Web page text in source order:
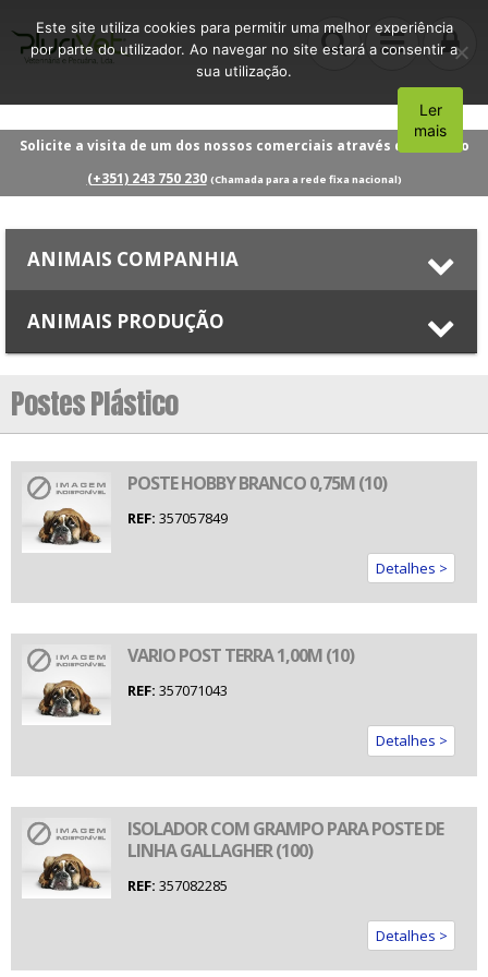
Solicite a visita de um dos nossos comerciais através do número
(+351) 243 750 230 (Chamada para a rede fixa nacional)
ANIMAIS COMPANHIA
ANIMAIS PRODUÇÃO
Postes Plástico
POSTE HOBBY BRANCO 0,75M (10)
REF: 357057849
Detalhes >
VARIO POST TERRA 1,00M (10)
REF: 357071043
Detalhes >
ISOLADOR COM GRAMPO PARA POSTE DE
LINHA GALLAGHER (100)
REF: 357082285
Detalhes >
Este site utiliza cookies para permitir uma melhor experiência
por parte do utilizador. Ao navegar no site estará a consentir a
sua utilização.
Aceito
Ler
mais